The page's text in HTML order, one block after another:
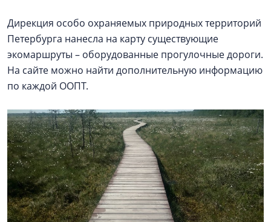
Дирекция особо охраняемых природных территорий
Петербурга нанесла на карту существующие
экомаршруты – оборудованные прогулочные дороги.
На сайте можно найти дополнительную информацию
по каждой ООПТ.